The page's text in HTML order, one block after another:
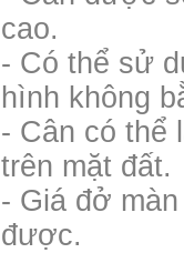
cao.
- Có thể sử
hình không
- Cân có thể
trên mặt đất.
- Giá đở
được.